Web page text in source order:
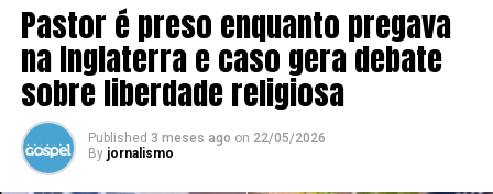
Pastor é preso enquanto pregava
na Inglaterra e caso gera debate
sobre liberdade religiosa
Published 3 meses ago on 22/05/2026
By jornalismo